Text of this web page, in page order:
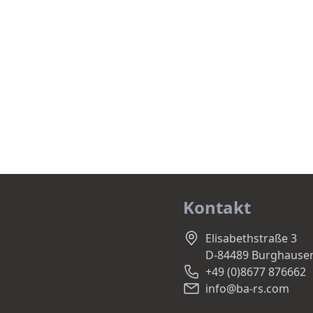
Kontakt
Elisabethstraße 3
D-84489
+49 (0)8677 876662
info@ba-rs.com